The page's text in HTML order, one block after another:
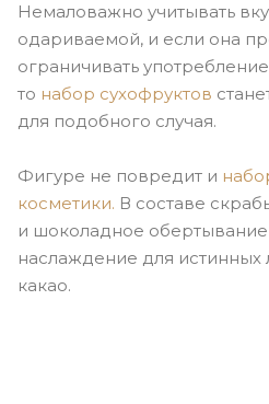
Немаловажно учитывать
одариваемой, и если она
ограничивать
то набор сухофруктов
для подобного случая.
Фигуре не повредит и
косметики. В составе
и шоколадное
наслаждение для истинных
какао.